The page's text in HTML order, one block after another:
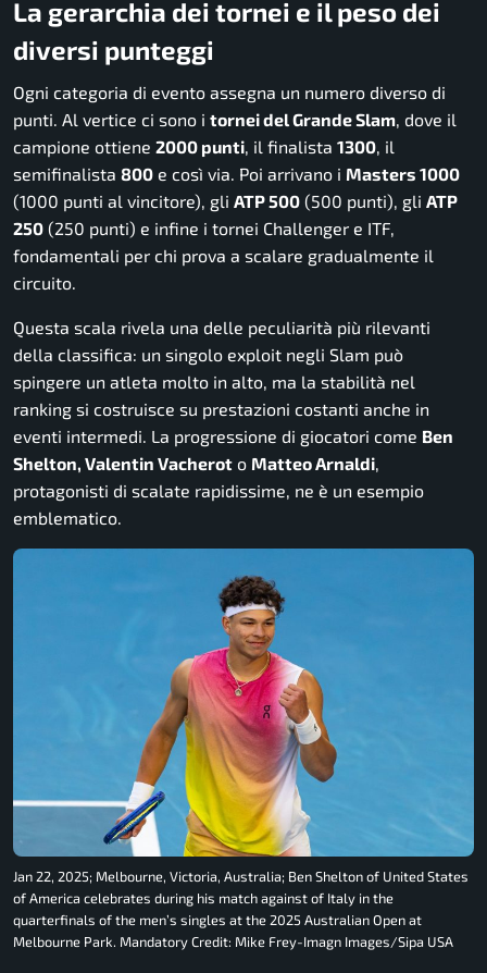
La gerarchia dei tornei e il peso dei
diversi punteggi
Ogni categoria di evento assegna un numero diverso di
punti. Al vertice ci sono i tornei del Grande Slam, dove il
campione ottiene 2000 punti, il finalista 1300, il
semifinalista 800 e così via. Poi arrivano i Masters 1000
(1000 punti al vincitore), gli ATP 500 (500 punti), gli ATP
250 (250 punti) e infine i tornei Challenger e ITF,
fondamentali per chi prova a scalare gradualmente il
circuito.
Questa scala rivela una delle peculiarità più rilevanti
della classifica: un singolo exploit negli Slam può
spingere un atleta molto in alto, ma la stabilità nel
ranking si costruisce su prestazioni costanti anche in
eventi intermedi. La progressione di giocatori come Ben
Shelton, Valentin Vacherot o Matteo Arnaldi,
protagonisti di scalate rapidissime, ne è un esempio
emblematico.
Jan 22, 2025; Melbourne, Victoria, Australia; Ben Shelton of United States
of America celebrates during his match against of Italy in the
quarterfinals of the men’s singles at the 2025 Australian Open at
Melbourne Park. Mandatory Credit: Mike Frey-Imagn Images/Sipa USA